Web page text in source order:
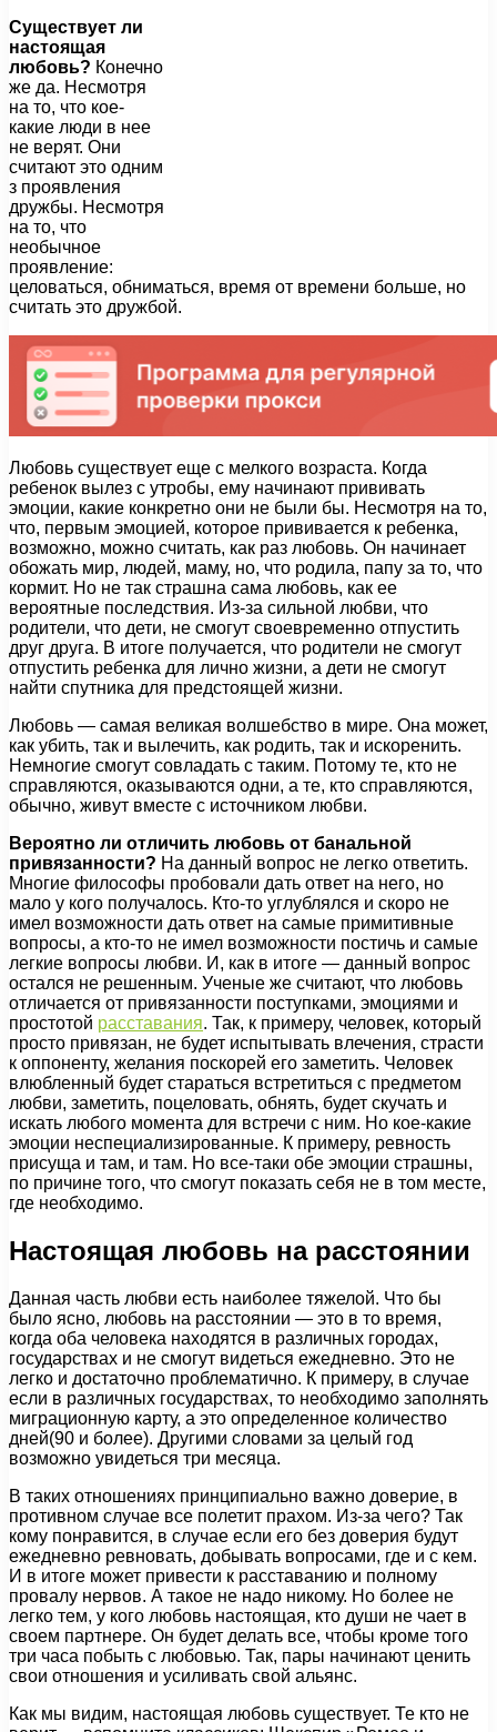
Существует ли
настоящая
любовь? Конечно
же да. Несмотря
на то, что кое-
какие люди в нее
не верят. Они
считают это одним
з проявления
дружбы. Несмотря
на то, что
необычное
проявление:
целоваться, обниматься, время от времени больше, но
считать это дружбой.
Любовь существует еще с мелкого возраста. Когда
ребенок вылез с утробы, ему начинают прививать
эмоции, какие конкретно они не были бы. Несмотря на то,
что, первым эмоцией, которое прививается к ребенка,
возможно, можно считать, как раз любовь. Он начинает
обожать мир, людей, маму, но, что родила, папу за то, что
кормит. Но не так страшна сама любовь, как ее
вероятные последствия. Из-за сильной любви, что
родители, что дети, не смогут своевременно отпустить
друг друга. В итоге получается, что родители не смогут
отпустить ребенка для лично жизни, а дети не смогут
найти спутника для предстоящей жизни.
Любовь — самая великая волшебство в мире. Она может,
как убить, так и вылечить, как родить, так и искоренить.
Немногие смогут совладать с таким. Потому те, кто не
справляются, оказываются одни, а те, кто справляются,
обычно, живут вместе с источником любви.
Вероятно ли отличить любовь от банальной
привязанности? На данный вопрос не легко ответить.
Многие философы пробовали дать ответ на него, но
мало у кого получалось. Кто-то углублялся и скоро не
имел возможности дать ответ на самые примитивные
вопросы, а кто-то не имел возможности постичь и самые
легкие вопросы любви. И, как в итоге — данный вопрос
остался не решенным. Ученые же считают, что любовь
отличается от привязанности поступками, эмоциями и
простотой расставания. Так, к примеру, человек, который
просто привязан, не будет испытывать влечения, страсти
к оппоненту, желания поскорей его заметить. Человек
влюбленный будет стараться встретиться с предметом
любви, заметить, поцеловать, обнять, будет скучать и
искать любого момента для встречи с ним. Но кое-какие
эмоции неспециализированные. К примеру, ревность
присуща и там, и там. Но все-таки обе эмоции страшны,
по причине того, что смогут показать себя не в том месте,
где необходимо.
Настоящая любовь на расстоянии
Данная часть любви есть наиболее тяжелой. Что бы
было ясно, любовь на расстоянии — это в то время,
когда оба человека находятся в различных городах,
государствах и не смогут видеться ежедневно. Это не
легко и достаточно проблематично. К примеру, в случае
если в различных государствах, то необходимо заполнять
миграционную карту, а это определенное количество
дней(90 и более). Другими словами за целый год
возможно увидеться три месяца.
В таких отношениях принципиально важно доверие, в
противном случае все полетит прахом. Из-за чего? Так
кому понравится, в случае если его без доверия будут
ежедневно ревновать, добывать вопросами, где и с кем.
И в итоге может привести к расставанию и полному
провалу нервов. А такое не надо никому. Но более не
легко тем, у кого любовь настоящая, кто души не чает в
своем партнере. Он будет делать все, чтобы кроме того
три часа побыть с любовью. Так, пары начинают ценить
свои отношения и усиливать свой альянс.
Как мы видим, настоящая любовь существует. Те кто не